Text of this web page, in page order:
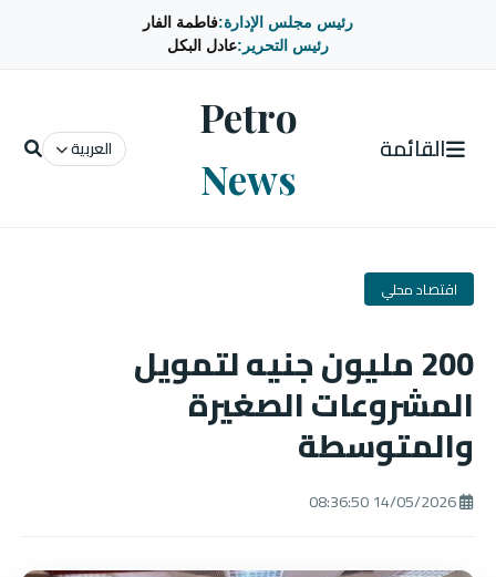
رئيس مجلس الإدارة:فاطمة الفار
رئيس التحرير:عادل البكل
القائمة
Petro
News
العربية
اقتصاد محلي
200 مليون جنيه لتمويل
المشروعات الصغيرة
والمتوسطة